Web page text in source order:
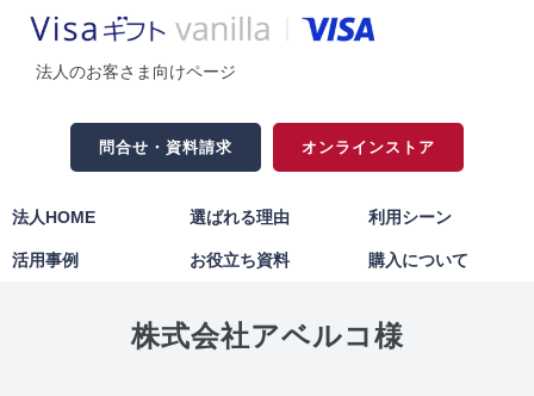
法人のお客さま向けページ
問合せ・資料請求 オンラインストア
法人HOME 選ばれる理由 利用シーン
活用事例 お役立ち資料 購入について
株式会社アベルコ様